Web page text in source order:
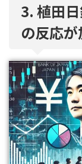
3. 植田
の反応